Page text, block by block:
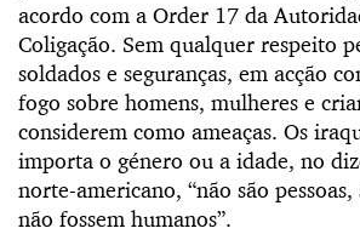
acordo com a Order 17 da
Coligação. Sem qualquer respeito
soldados e seguranças, em acção
fogo sobre homens, mulheres e
considerem como ameaças. Os
importa o género ou a idade, no
norte-americano, “não são pessoas,
não fossem humanos”.